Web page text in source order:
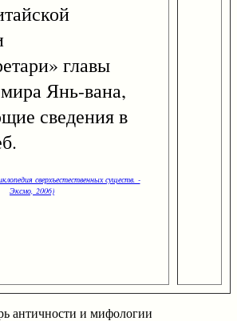
главы
Янь-вана,
сведения в
сверхъестественных существ. -
Эксмо, 2006)
античности и мифологии